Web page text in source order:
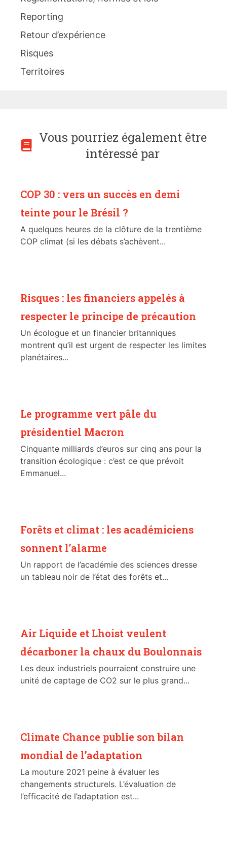
Reporting
Retour d’expérience
Risques
Territoires
Vous pourriez également être
intéressé par
COP 30 : vers un succès en demi
teinte pour le Brésil ?
A quelques heures de la clôture de la trentième
COP climat (si les débats s’achèvent...
Risques : les financiers appelés à
respecter le principe de précaution
Un écologue et un financier britanniques
montrent qu’il est urgent de respecter les limites
planétaires...
Le programme vert pâle du
présidentiel Macron
Cinquante milliards d’euros sur cinq ans pour la
transition écologique : c’est ce que prévoit
Emmanuel...
Forêts et climat : les académiciens
sonnent l’alarme
Un rapport de l’académie des sciences dresse
un tableau noir de l’état des forêts et...
Air Liquide et Lhoist veulent
décarboner la chaux du Boulonnais
Les deux industriels pourraient construire une
unité de captage de CO2 sur le plus grand...
Climate Chance publie son bilan
mondial de l’adaptation
La mouture 2021 peine à évaluer les
changements structurels. L’évaluation de
l’efficacité de l’adaptation est...